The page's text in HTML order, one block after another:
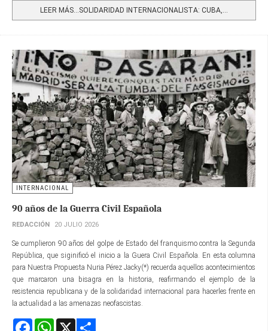
LEER MÁS…SOLIDARIDAD INTERNACIONALISTA: CUBA,...
INTERNACIONAL
90 años de la Guerra Civil Española
REDACCIÓN 20 JULIO 2026
Se cumplieron 90 años del golpe de Estado del franquismo contra la Segunda
República, que siginificó el inicio a la Guera Civil Española. En esta columna
para Nuestra Propuesta Nuria Pérez Jacky(*) recuerda aquellos acontecimientos
que marcaron una bisagra en la historia, reafirmando el ejemplo de la
resistencia republicana y de la solidaridad internacional para hacerles frente en
la actualidad a las amenazas neofascistas.
FacebookWhatsApp